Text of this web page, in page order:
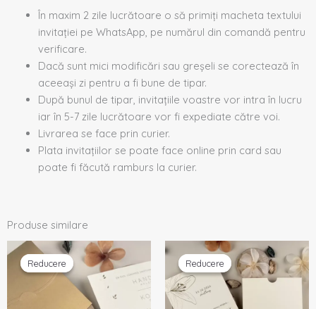
În maxim 2 zile lucrătoare o să primiți macheta textului
invitației pe WhatsApp, pe numărul din comandă pentru
verificare.
Dacă sunt mici modificări sau greșeli se corectează în
aceeași zi pentru a fi bune de tipar.
După bunul de tipar, invitațiile voastre vor intra în lucru
iar în 5-7 zile lucrătoare vor fi expediate către voi.
Livrarea se face prin curier.
Plata invitațiilor se poate face online prin card sau
poate fi făcută ramburs la curier.
Produse similare
Reducere
Reducere
Prețul
inițial
a
fost:
Prețul
curent
este:
2,37 lei.
Reducere
Reducere
Prețul
inițial
a
2,63 lei.
Prețul
curent
este:
2,50 lei.